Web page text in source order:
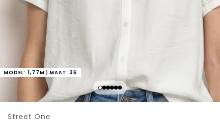
MODEL: 1,77M | MAAT: 36
Street One